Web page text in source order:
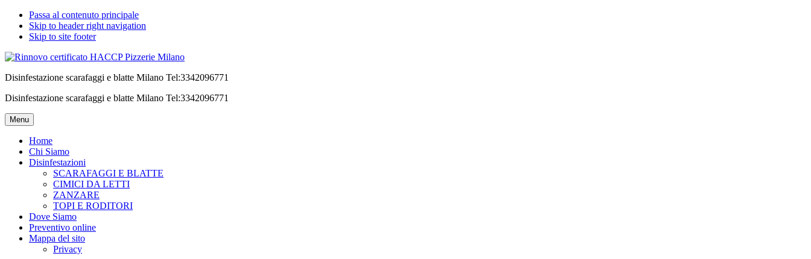
Passa al contenuto principale
Skip to header right navigation
Skip to site footer
Disinfestazione scarafaggi e blatte Milano Tel:3342096771
Disinfestazione scarafaggi e blatte Milano Tel:3342096771
Menu
Home
Chi Siamo
Disinfestazioni
SCARAFAGGI E BLATTE
CIMICI DA LETTI
ZANZARE
TOPI E RODITORI
Dove Siamo
Preventivo online
Mappa del sito
Privacy